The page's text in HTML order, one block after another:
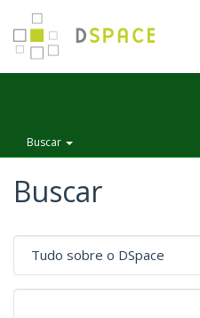
Buscar
Buscar